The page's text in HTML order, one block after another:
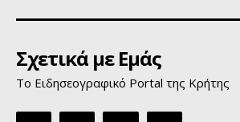
Σχετικά με Εμάς
Το Ειδησεογραφικό Portal της Κρήτης